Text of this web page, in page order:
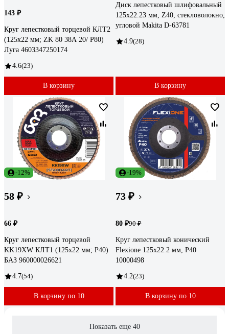
143 ₽
Круг лепестковый торцевой КЛТ2
(125x22 мм; ZK 80 38А 20/ Р80)
Луга 4603347250174
4.6(23)
В корзину
Диск лепестковый шлифовальный
125x22.23 мм, Z40, стекловолокно,
угловой Makita D-63781
4.9(28)
В корзину
-12%
58 ₽
66 ₽
Круг лепестковый торцевой
KK19XW КЛТ1 (125х22 мм; P40)
БАЗ 960000026621
4.7(54)
В корзину по 10
-19%
73 ₽
80 ₽90 ₽
Круг лепестковый конический
Flexione 125x22.2 мм, Р40
10000498
4.2(23)
В корзину по 10
Показать еще 40